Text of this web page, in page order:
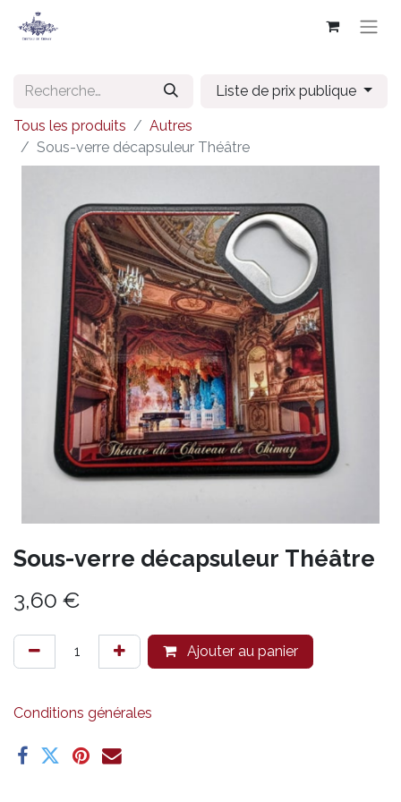
Liste de prix publique
Tous les produits
Autres
Sous-verre décapsuleur Théâtre
Sous-verre décapsuleur Théâtre
3,60 €
Ajouter au panier
Conditions générales